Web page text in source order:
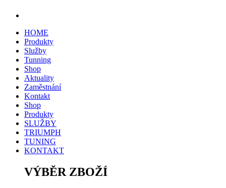
HOME
Produkty
Služby
Tunning
Shop
Aktuality
Zaměstnání
Kontakt
Shop
Produkty
SLUŽBY
TRIUMPH
TUNING
KONTAKT
VÝBĚR ZBOŽÍ